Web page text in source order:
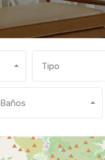
Tipo
Baños